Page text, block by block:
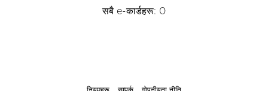
सबै e-कार्डहरू: 0